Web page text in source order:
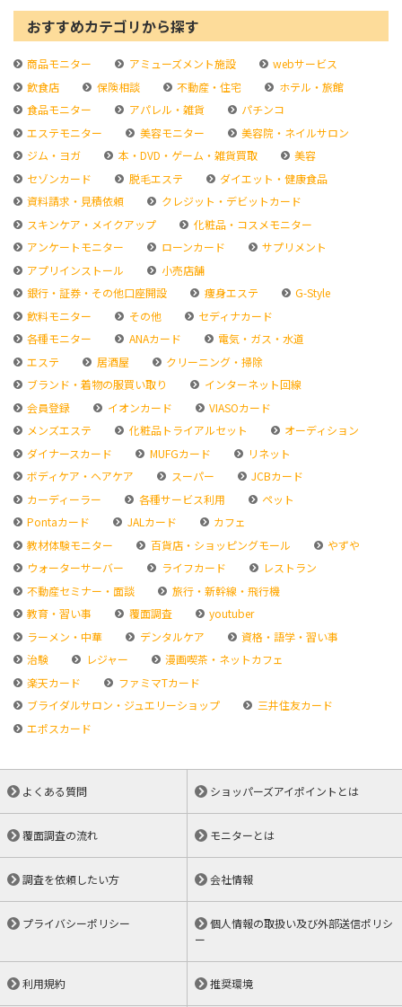
おすすめカテゴリから探す
商品モニター アミューズメント施設
webサービス
飲食店
保険相談 不動産・住宅
ホテル・旅館
食品モニター
アパレル・雑貨
パチンコ
エステモニター
美容モニター
美容院・ネイルサロン
ジム・ヨガ
本・DVD・ゲーム・雑貨買取
美容
セゾンカード
脱毛エステ
ダイエット・健康食品
資料請求・見積依頼
クレジット・デビットカード
スキンケア・メイクアップ
化粧品・コスメモニター
アンケートモニター
ローンカード
サプリメント
アプリインストール
小売店舗
銀行・証券・その他口座開設
痩身エステ
G-Style
飲料モニター
その他
セディナカード
各種モニター
ANAカード
電気・ガス・水道
エステ
居酒屋
クリーニング・掃除
ブランド・着物の服買い取り
インターネット回線
会員登録
イオンカード
VIASOカード
メンズエステ
化粧品トライアルセット
オーディション
ダイナースカード
MUFGカード
リネット
ボディケア・ヘアケア
スーパー
JCBカード
カーディーラー
各種サービス利用
ペット
Pontaカード
JALカード
カフェ
教材体験モニター
百貨店・ショッピングモール
やずや
ウォーターサーバー
ライフカード
レストラン
不動産セミナー・面談
旅行・新幹線・飛行機
教育・習い事
覆面調査
youtuber
ラーメン・中華
デンタルケア
資格・語学・習い事
治験
レジャー
漫画喫茶・ネットカフェ
楽天カード
ファミマTカード
ブライダルサロン・ジュエリーショップ
三井住友カード
エポスカード
よくある質問 ショッパーズアイポイントとは
覆面調査の流れ モニターとは
調査を依頼したい方 会社情報
プライバシーポリシー
個人情報の取扱い及び外部送信ポリシ
ー
利用規約 推奨環境